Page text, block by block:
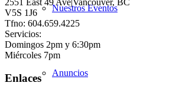
Nuestros Eventos
Anuncios
V5S 1J6
Tfno: 604.659.4225
Servicios:
Domingos 2pm y 6:30pm
Miércoles 7pm
Enlaces